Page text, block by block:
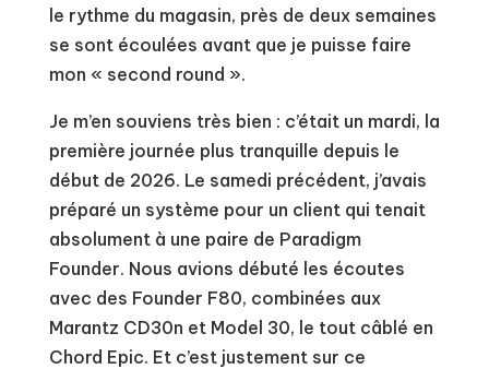
le rythme du magasin, près de deux semaines
se sont écoulées avant que je puisse faire
mon « second round ».
Je m’en souviens très bien : c’était un mardi, la
première journée plus tranquille depuis le
début de 2026. Le samedi précédent, j’avais
préparé un système pour un client qui tenait
absolument à une paire de Paradigm
Founder. Nous avions débuté les écoutes
avec des Founder F80, combinées aux
Marantz CD30n et Model 30, le tout câblé en
Chord Epic. Et c’est justement sur ce